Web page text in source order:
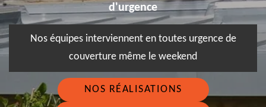
d'urgence
Nos équipes interviennent en toutes urgence de
couverture même le weekend
NOS RÉALISATIONS